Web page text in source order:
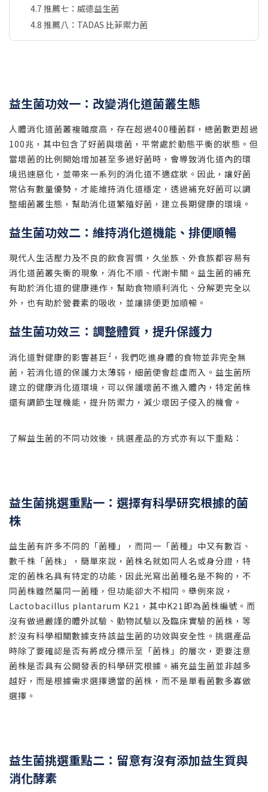
4.7 推薦七：威德益生菌
4.8 推薦八：TADAS 比菲禦力菌
益生菌功效一：改變消化道菌叢生態
人體消化道菌叢複雜度高，存在超過400種菌群，總菌數更超過
100兆，其中包含了好菌與壞菌，平常處於動態平衡的狀態。但
當壞菌的比例開始增加甚至多過好菌時，會導致消化道內的環
境迅速惡化，並帶來一系列的消化道不適症狀。因此，讓好菌
常佔有數量優勢，才能維持消化道穩定，透過補充好菌可以調
整細菌叢生態，幫助消化道繁殖好菌，建立長期健康的環境。
益生菌功效二：維持消化道機能、排便順暢
現代人生活壓力及不良的飲食習慣，久坐族、外食族都容易有
消化道菌叢失衡的現象，消化不順、代謝卡關。益生菌的補充
有助於消化道的健康運作，幫助食物順利消化、分解更完全以
外，也有助於營養素的吸收，並讓排便更加順暢。
益生菌功效三：調整體質，提升保護力
消化道對健康的影響甚巨 1 ，我們吃進身體的食物並非完全無
菌，若消化道的保護力太薄弱，細菌便會趁虛而入。益生菌所
建立的健康消化道環境，可以保護壞菌不進入體內，特定菌株
還有調節生理機能，提升防禦力，減少壞因子侵入的機會。
了解益生菌的不同功效後，挑選產品的方式亦有以下重點：
益生菌挑選重點一：選擇有科學研究根據的菌
株
益生菌有許多不同的「菌種」，而同一「菌種」中又有數百、
數千株「菌株」，簡單來說，菌株名就如同人名或身分證，特
定的菌株名具有特定的功能，因此光寫出菌種名是不夠的，不
同菌株雖然屬同一菌種，但功能卻大不相同。舉例來說，
Lactobacillus plantarum K21，其中K21即為菌株編號。而
沒有做過嚴謹的體外試驗、動物試驗以及臨床實驗的菌株，等
於沒有科學相關數據支持該益生菌的功效與安全性。挑選產品
時除了要確認是否有將成分標示至「菌株」的層次，更要注意
菌株是否具有公開發表的科學研究根據。補充益生菌並非越多
越好，而是根據需求選擇適當的菌株，而不是單看菌數多寡做
選擇。
益生菌挑選重點二：留意有沒有添加益生質與
消化酵素